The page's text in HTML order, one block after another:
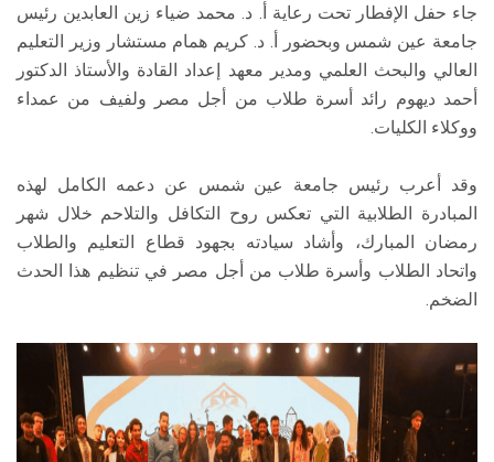
جاء حفل الإفطار تحت رعاية أ. د. محمد ضياء زين العابدين رئيس
جامعة عين شمس وبحضور أ. د. كريم همام مستشار وزير التعليم
العالي والبحث العلمي ومدير معهد إعداد القادة والأستاذ الدكتور
أحمد ديهوم رائد أسرة طلاب من أجل مصر ولفيف من عمداء
ووكلاء الكليات.
وقد أعرب رئيس جامعة عين شمس عن دعمه الكامل لهذه
المبادرة الطلابية التي تعكس روح التكافل والتلاحم خلال شهر
رمضان المبارك، وأشاد سيادته بجهود قطاع التعليم والطلاب
واتحاد الطلاب وأسرة طلاب من أجل مصر في تنظيم هذا الحدث
الضخم.